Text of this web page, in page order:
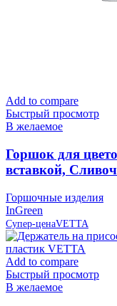
Add to compare
Быстрый просмотр
В желаемое
Горшок для
вставкой,
Горшочные изделия
InGreen
Супер-ценаVETTA
Add to compare
Быстрый просмотр
В желаемое